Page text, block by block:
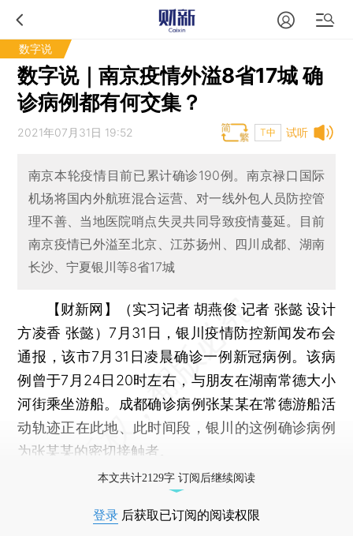
数字说
数字说｜南京疫情外溢8省17城 确
诊病例都有何交集？
试听
2021年07月31日 19:52 T中
南京本轮疫情目前已累计确诊190例。南京禄口国际
机场将国内外航班混合运营、对一线外包人员防控管
理不善、当地医院哨点失灵共同导致疫情蔓延。目前
南京疫情已外溢至北京、江苏扬州、四川成都、湖南
长沙、宁夏银川等8省17城
【财新网】（实习记者 胡燕俊 记者 张懿 设计
方凌香 张懿） 7月31日，银川疫情防控新闻发布会
通报，该市7月31日凌晨确诊一例新冠病例。该病
例曾于7月24日20时左右，与朋友在湖南常德大小
河街乘坐游船。成都确诊病例张某某在常德游船活
动轨迹正在此地、此时间段，银川的这例确诊病例
为张某某的密切接触者。
本文共计2129字 订阅后继续阅读
登录 后获取已订阅的阅读权限